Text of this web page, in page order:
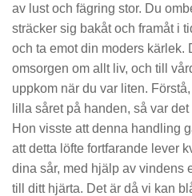
av lust och fägring stor. Du
sträcker sig bakåt och framåt i
och ta emot din moders kärlek.
omsorgen om allt liv, och till
uppkom när du var liten.
lilla såret på handen, så var
Hon visste att denna handling
att detta löfte fortfarande lever
dina sår, med hjälp av vindens
till ditt hjärta. Det är då vi kan